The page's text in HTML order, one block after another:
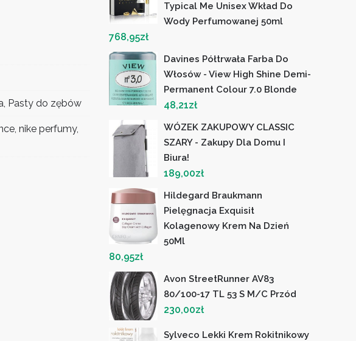
, Pasty do zębów
, nike perfumy,
Typical Me Unisex Wkład Do
Wody Perfumowanej 50ml
768,95zł
Davines Półtrwała Farba Do
Włosów - View High Shine Demi-
Permanent Colour 7.0 Blonde
48,21zł
WÓZEK ZAKUPOWY CLASSIC
SZARY - Zakupy Dla Domu I
Biura!
189,00zł
Hildegard Braukmann
Pielęgnacja Exquisit
Kolagenowy Krem Na Dzień
50Ml
80,95zł
Avon StreetRunner AV83
80/100-17 TL 53 S M/C Przód
230,00zł
Sylveco Lekki Krem Rokitnikowy